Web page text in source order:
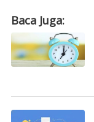
Baca Juga: